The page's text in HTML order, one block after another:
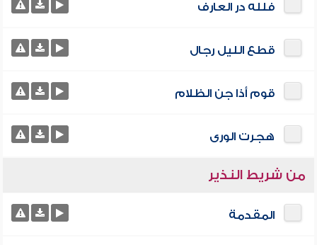
فلله در العارف
قطع الليل رجال
قوم أذا جن الظلام
هجرت الورى
من شريط النذير
المقدمة